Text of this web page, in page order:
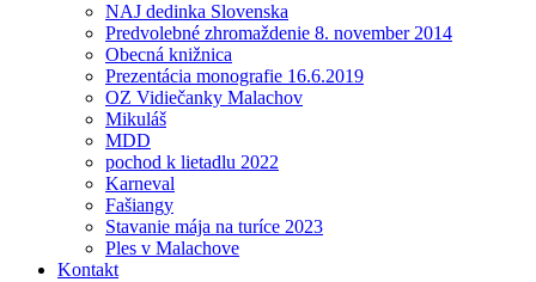
NAJ dedinka Slovenska
Predvolebné zhromaždenie 8. november 2014
Obecná knižnica
Prezentácia monografie 16.6.2019
OZ Vidiečanky Malachov
Mikuláš
MDD
pochod k lietadlu 2022
Karneval
Fašiangy
Stavanie mája na turíce 2023
Ples v Malachove
Kontakt